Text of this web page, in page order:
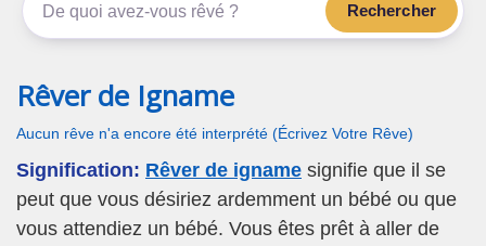
Rechercher
Rêver de Igname
Aucun rêve n'a encore été interprété (Écrivez Votre Rêve)
Signification: Rêver de igname signifie que il se
peut que vous désiriez ardemment un bébé ou que
vous attendiez un bébé. Vous êtes prêt à aller de